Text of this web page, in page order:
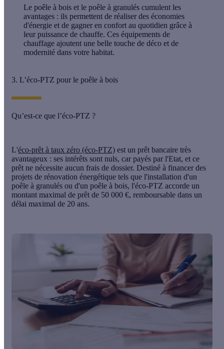
Le poêle à bois et le poêle à granulés cumulent les
avantages : ils permettent de réaliser des économies
d'énergie et de gagner en confort au quotidien grâce à
leur puissance de chauffe. Ces équipements de
chauffage ajoutent une belle touche de déco et de
modernité dans votre habitat.
3. L’éco-PTZ pour le poêle à bois
Qu’est-ce que l’éco-PTZ ?
L'éco-prêt à taux zéro (éco-PTZ) est un prêt bancaire très
avantageux : ses intérêts sont nuls, car payés par l'Etat, et ce
prêt ne nécessite aucun frais de dossier. Destiné à financer des
projets de rénovation énergétique tels que l'installation d'un
poêle à granulés ou d'un poêle à bois, l'éco-PTZ accorde un
montant maximal de prêt de 50 000 €, remboursable dans un
délai maximal de 20 ans.